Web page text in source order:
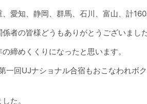
愛知、静岡、群馬、石川、富山、計160
者の皆様どうもありがとうございました
締めくくりになったと思います。
一回UJナショナル合宿もおこなわれボ
た。